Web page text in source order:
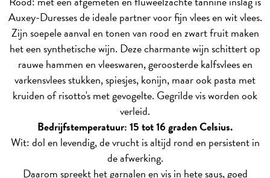
Auxey-Duresses de ideale partner voor fijn vlees en wit vlees.
Zijn soepele aanval en tonen van rood en zwart fruit maken
het een synthetische wijn. Deze charmante wijn schittert op
rauwe hammen en vleeswaren, geroosterde kalfsvlees en
varkensvlees stukken, spiesjes, konijn, maar ook pasta met
kruiden of risotto's met gevogelte. Gegrilde vis worden ook
verleid.
Bedrijfstemperatuur: 15 tot 16 graden Celsius.
Wit: dol en levendig, de vrucht is altijd rond en persistent in
de afwerking.
Daarom spreekt het garnalen en vis in hete saus, goed